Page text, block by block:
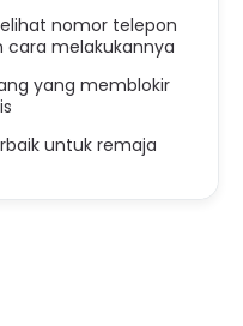
nomor telepon
cara melakukannya
yang memblokir
untuk remaja